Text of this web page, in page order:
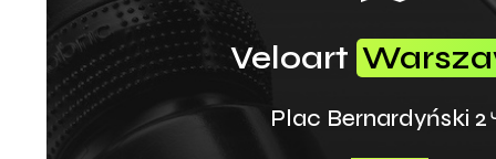
Veloart
Plac Bernardyński 2